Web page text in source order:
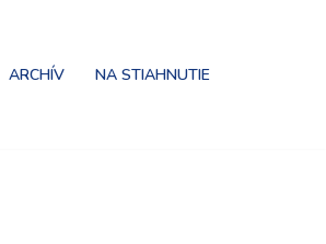
ARCHÍV NA STIAHNUTIE